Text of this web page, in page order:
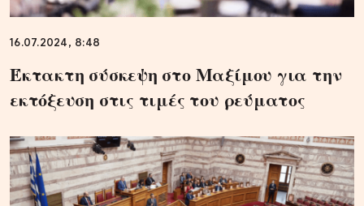
16.07.2024, 8:48
Έκτακτη σύσκεψη στο Μαξίμου για την
εκτόξευση στις τιμές του ρεύματος